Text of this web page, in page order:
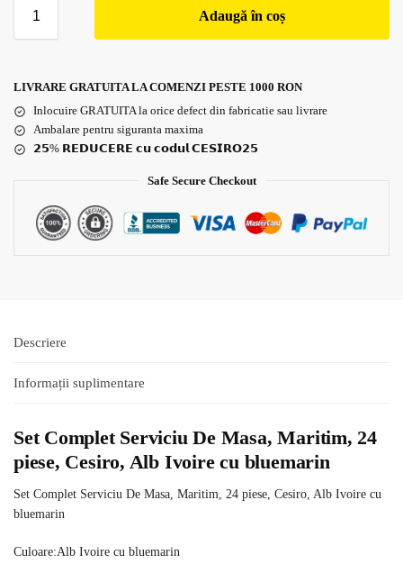
Adaugă în coș
LIVRARE GRATUITA LA COMENZI PESTE 1000 RON
Inlocuire GRATUITA la orice defect din fabricatie sau livrare
Ambalare pentru siguranta maxima
𝟮𝟱% 𝗥𝗘𝗗𝗨𝗖𝗘𝗥𝗘 𝗰𝘂 𝗰𝗼𝗱𝘂𝗹 𝗖𝗘𝗦𝗜𝗥𝗢𝟮𝟱
Safe Secure Checkout
Descriere
Informații suplimentare
Set Complet Serviciu De Masa, Maritim, 24
piese, Cesiro, Alb Ivoire cu bluemarin
Set Complet Serviciu De Masa, Maritim, 24 piese, Cesiro, Alb Ivoire cu
bluemarin
Culoare:Alb Ivoire cu bluemarin